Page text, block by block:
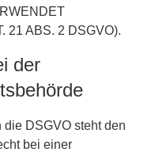
21 ABS. 2 DSGVO).
der
DSGVO steht den
bei einer